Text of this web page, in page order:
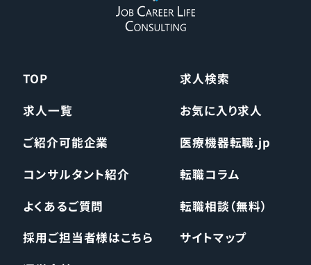
TOP
求人検索
求人一覧
お気に入り求人
ご紹介可能企業
医療機器転職.jp
コンサルタント紹介
転職コラム
よくあるご質問
転職相談（無料）
採用ご担当者様はこちら
サイトマップ